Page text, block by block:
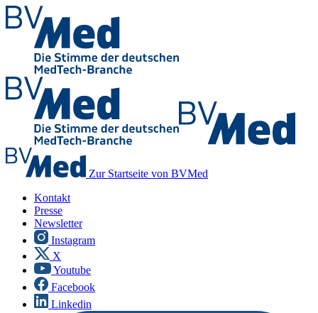
Zur Startseite von BVMed
Kontakt
Presse
Newsletter
Instagram
X
Youtube
Facebook
Linkedin